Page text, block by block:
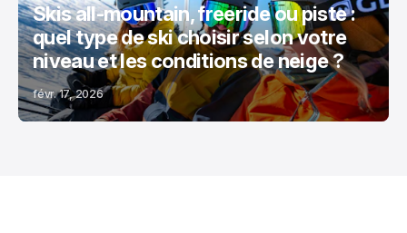
Skis all-mountain, freeride ou piste :
quel type de ski choisir selon votre
niveau et les conditions de neige ?
févr. 17, 2026